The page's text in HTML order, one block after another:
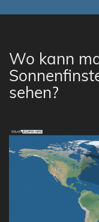
Wo kann
sehen?